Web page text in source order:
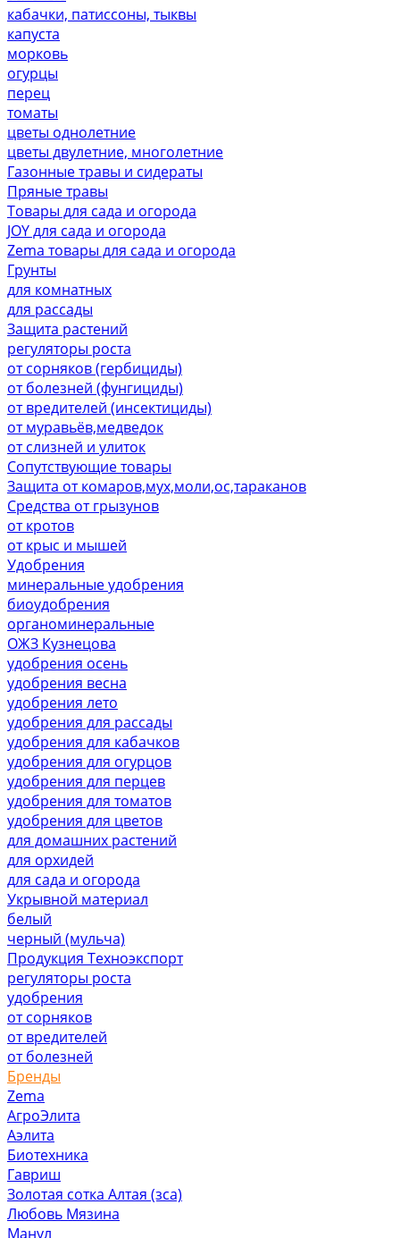
кабачки, патиссоны, тыквы
капуста
морковь
огурцы
перец
томаты
цветы однолетние
цветы двулетние, многолетние
Газонные травы и сидераты
Пряные травы
Товары для сада и огорода
JOY для сада и огорода
Zema товары для сада и огорода
Грунты
для комнатных
для рассады
Защита растений
регуляторы роста
от сорняков (гербициды)
от болезней (фунгициды)
от вредителей (инсектициды)
от муравьёв,медведок
от слизней и улиток
Сопутствующие товары
Защита от комаров,мух,моли,ос,тараканов
Средства от грызунов
от кротов
от крыс и мышей
Удобрения
минеральные удобрения
биоудобрения
органоминеральные
ОЖЗ Кузнецова
удобрения осень
удобрения весна
удобрения лето
удобрения для рассады
удобрения для кабачков
удобрения для огурцов
удобрения для перцев
удобрения для томатов
удобрения для цветов
для домашних растений
для орхидей
для сада и огорода
Укрывной материал
белый
черный (мульча)
Продукция Техноэкспорт
регуляторы роста
удобрения
от сорняков
от вредителей
от болезней
Бренды
Zema
АгроЭлита
Аэлита
Биотехника
Гавриш
Золотая сотка Алтая (зса)
Любовь Мязина
Манул